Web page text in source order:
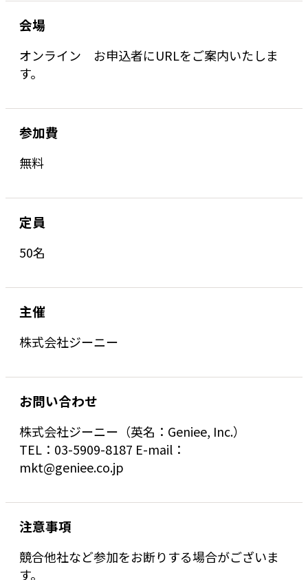
会場
オンライン お申込者にURLをご案内いたしま
す。
参加費
無料
定員
50名
主催
株式会社ジーニー
お問い合わせ
株式会社ジーニー（英名：Geniee, Inc.）
TEL：03-5909-8187 E-mail：
mkt@geniee.co.jp
注意事項
競合他社など参加をお断りする場合がございま
す。